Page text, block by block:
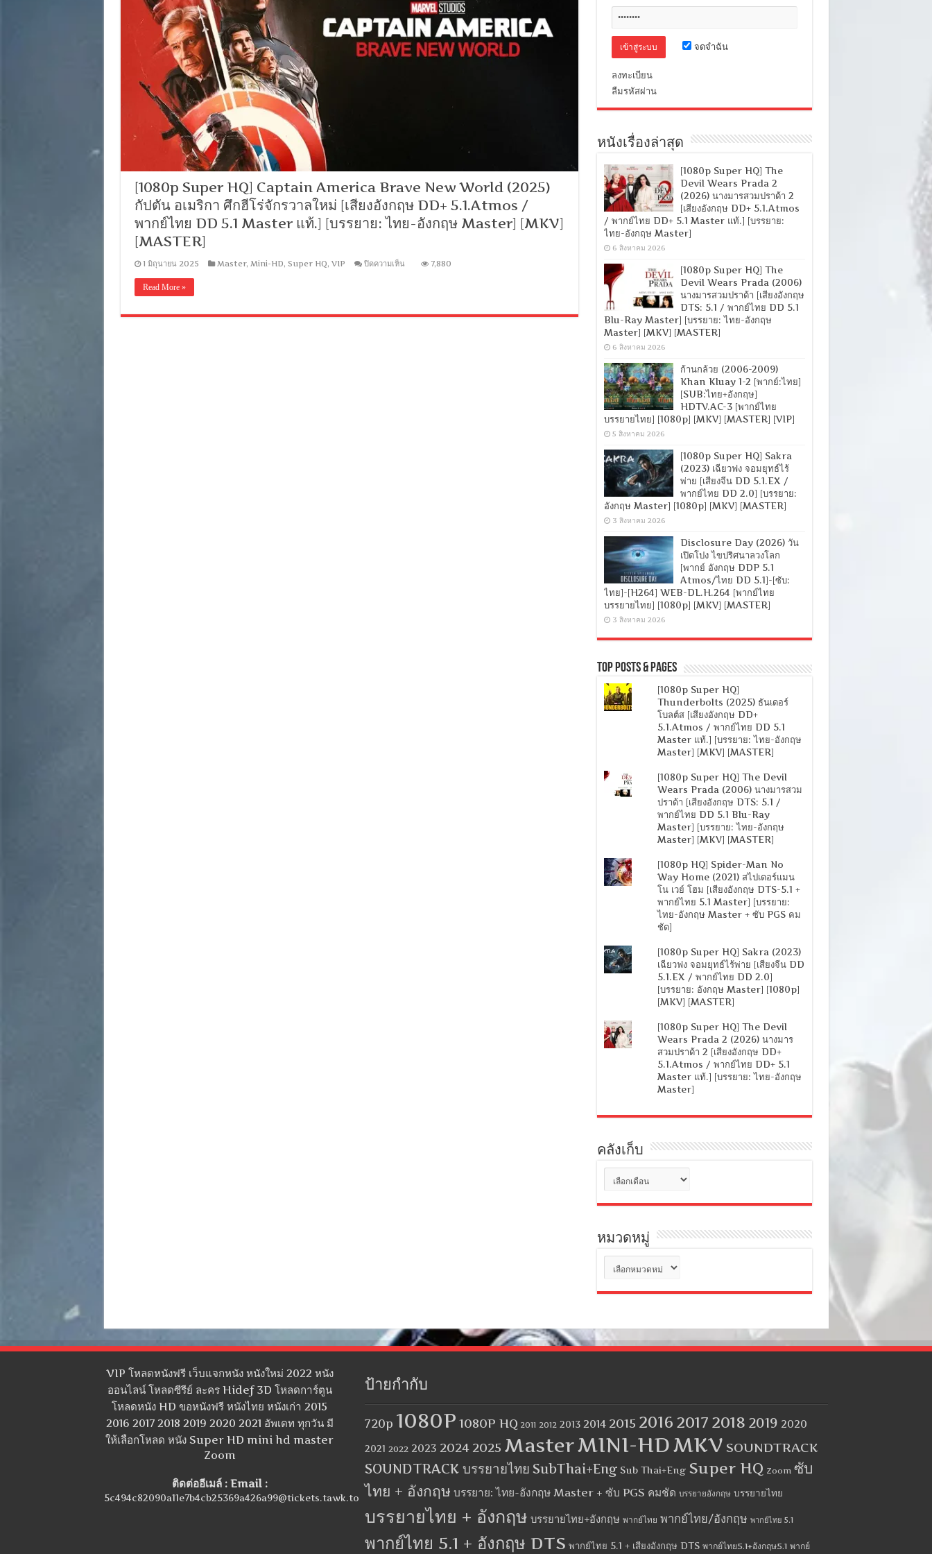
[1080p Super HQ] Captain America Brave New World (2025)
กัปตัน อเมริกา ศึกฮีโร่จักรวาลใหม่ [เสียงอังกฤษ DD+ 5.1.Atmos /
พากย์ไทย DD 5.1 Master แท้.] [บรรยาย: ไทย-อังกฤษ Master] [MKV]
[MASTER]
1 มิถุนายน 2025 Master, Mini-HD, Super HQ, VIP ปิดความเห็นบน
America
7,880
Read More »
จดจำฉัน
ลงทะเบียน
ลืมรหัสผ่าน
หนังเรื่องล่าสุด
[1080p Super HQ] The
Devil Wears Prada 2
(2026) นางมารสวมปราด้า 2
[เสียงอังกฤษ DD+ 5.1.Atmos
/ พากย์ไทย DD+ 5.1 Master แท้.] [บรรยาย:
ไทย-อังกฤษ Master]
6 สิงหาคม 2026
[1080p Super HQ] The
Devil Wears Prada (2006)
นางมารสวมปราด้า [เสียงอังกฤษ
DTS: 5.1 / พากย์ไทย DD 5.1
Blu-Ray Master] [บรรยาย: ไทย-อังกฤษ
Master] [MKV] [MASTER]
6 สิงหาคม 2026
ก้านกล้วย (2006-2009)
Khan Kluay 1-2 [พากย์:ไทย]
[SUB:ไทย+อังกฤษ]
HDTV.AC-3 [พากย์ไทย
บรรยายไทย] [1080p] [MKV] [MASTER] [VIP]
5 สิงหาคม 2026
[1080p Super HQ] Sakra
(2023) เฉียวฟง จอมยุทธ์ไร้
พ่าย [เสียงจีน DD 5.1.EX /
พากย์ไทย DD 2.0] [บรรยาย:
อังกฤษ Master] [1080p] [MKV] [MASTER]
3 สิงหาคม 2026
Disclosure Day (2026) วัน
เปิดโปง ไขปริศนาลวงโลก
[พากย์ อังกฤษ DDP 5.1
Atmos/ไทย DD 5.1]-[ซับ:
ไทย]-[H264] WEB-DL.H.264 [พากย์ไทย
บรรยายไทย] [1080p] [MKV] [MASTER]
3 สิงหาคม 2026
Top Posts & Pages
[1080p Super HQ]
Thunderbolts (2025) ธันเดอร์
โบลต์ส [เสียงอังกฤษ DD+
5.1.Atmos / พากย์ไทย DD 5.1
Master แท้.] [บรรยาย: ไทย-อังกฤษ
Master] [MKV] [MASTER]
[1080p Super HQ] The Devil
Wears Prada (2006) นางมารสวม
ปราด้า [เสียงอังกฤษ DTS: 5.1 /
พากย์ไทย DD 5.1 Blu-Ray
Master] [บรรยาย: ไทย-อังกฤษ
Master] [MKV] [MASTER]
[1080p HQ] Spider-Man No
Way Home (2021) สไปเดอร์แมน
โน เวย์ โฮม [เสียงอังกฤษ DTS-5.1 +
พากย์ไทย 5.1 Master] [บรรยาย:
ไทย-อังกฤษ Master + ซับ PGS คม
ชัด]
[1080p Super HQ] Sakra (2023)
เฉียวฟง จอมยุทธ์ไร้พ่าย [เสียงจีน DD
5.1.EX / พากย์ไทย DD 2.0]
[บรรยาย: อังกฤษ Master] [1080p]
[MKV] [MASTER]
[1080p Super HQ] The Devil
Wears Prada 2 (2026) นางมาร
สวมปราด้า 2 [เสียงอังกฤษ DD+
5.1.Atmos / พากย์ไทย DD+ 5.1
Master แท้.] [บรรยาย: ไทย-อังกฤษ
Master]
คลังเก็บ
เก็บ
หมวดหมู่
หมู่
VIP โหลดหนังฟรี เว็บแจกหนัง หนังใหม่ 2022 หนัง
ออนไลน์ โหลดซีรีย์ ละคร Hidef 3D โหลดการ์ตูน
โหลดหนัง HD ขอหนังฟรี หนังไทย หนังเก่า 2015
2016 2017 2018 2019 2020 2021 อัพเดท ทุกวัน มี
ให้เลือกโหลด หนัง Super HD mini hd master
Zoom
ติดต่ออีเมล์ : Email :
5c494c82090a11e7b4cb25369a426a99@tickets.tawk.to
ป้ายกำกับ
720p 1080P 1080P HQ 2011 2012 2013 2014 2015 2016 2017 2018 2019 2020
2021 2022 2023 2024 2025 MasterMINI-HDMKV SOUNDTRACK
SOUNDTRACK บรรยายไทย SubThai+Eng Sub Thai+Eng Super HQ Zoom ซับ
ไทย + อังกฤษ บรรยาย: ไทย-อังกฤษ Master + ซับ PGS คมชัด บรรยายอังกฤษ บรรยายไทย
บรรยายไทย + อังกฤษ บรรยายไทย+อังกฤษ พากย์ไทย พากย์ไทย/อังกฤษ พากย์ไทย 5.1
พากย์ไทย 5.1 + อังกฤษ DTS พากย์ไทย 5.1 + เสียงอังกฤษ DTS พากย์ไทย5.1+อังกฤษ5.1 พากย์